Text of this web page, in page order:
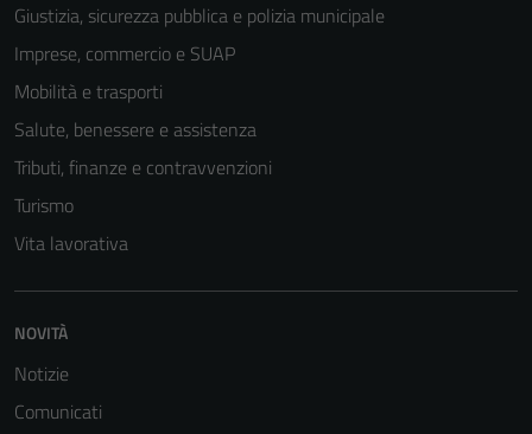
Giustizia, sicurezza pubblica e polizia municipale
Imprese, commercio e SUAP
Mobilità e trasporti
Salute, benessere e assistenza
Tributi, finanze e contravvenzioni
Turismo
Vita lavorativa
NOVITÀ
Notizie
Comunicati